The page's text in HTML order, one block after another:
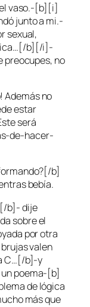
vaso.-[b][i]
junto a mi.-
sexual,
b][/i]-
preocupes, no
Además no
estar
será
de-hacer-
b]
bebía.
b]- dije
sobre el
por otra
valen
C…[/b]-y
poema-[b]
de lógica
más que